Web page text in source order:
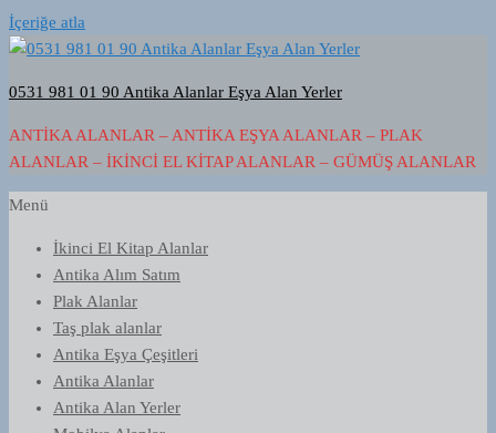
İçeriğe atla
0531 981 01 90 Antika Alanlar Eşya Alan Yerler
ANTIKA ALANLAR – ANTIKA EŞYA ALANLAR – PLAK
ALANLAR – İKINCI EL KITAP ALANLAR – GÜMÜŞ ALANLAR
Menü
İkinci El Kitap Alanlar
Antika Alım Satım
Plak Alanlar
Taş plak alanlar
Antika Eşya Çeşitleri
Antika Alanlar
Antika Alan Yerler